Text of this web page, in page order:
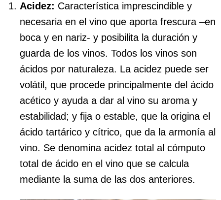
Acidez: Característica imprescindible y
necesaria en el vino que aporta frescura –en
boca y en nariz- y posibilita la duración y
guarda de los vinos. Todos los vinos son
ácidos por naturaleza. La acidez puede ser
volátil, que procede principalmente del ácido
acético y ayuda a dar al vino su aroma y
estabilidad; y fija o estable, que la origina el
ácido tartárico y cítrico, que da la armonía al
vino. Se denomina acidez total al cómputo
total de ácido en el vino que se calcula
mediante la suma de las dos anteriores.